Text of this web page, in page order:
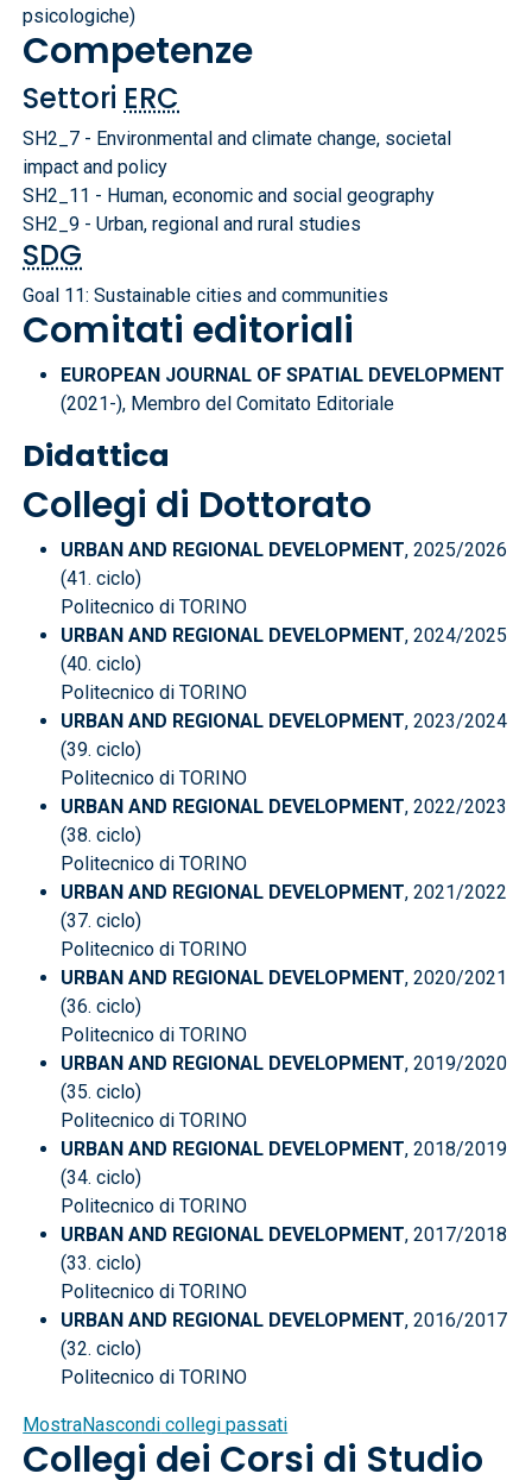
psicologiche)
Competenze
Settori ERC
SH2_7 - Environmental and climate change, societal
impact and policy
SH2_11 - Human, economic and social geography
SH2_9 - Urban, regional and rural studies
SDG
Goal 11: Sustainable cities and communities
Comitati editoriali
EUROPEAN JOURNAL OF SPATIAL DEVELOPMENT
(2021-), Membro del Comitato Editoriale
Didattica
Collegi di Dottorato
URBAN AND REGIONAL DEVELOPMENT, 2025/2026
(41. ciclo)
Politecnico di TORINO
URBAN AND REGIONAL DEVELOPMENT, 2024/2025
(40. ciclo)
Politecnico di TORINO
URBAN AND REGIONAL DEVELOPMENT, 2023/2024
(39. ciclo)
Politecnico di TORINO
URBAN AND REGIONAL DEVELOPMENT, 2022/2023
(38. ciclo)
Politecnico di TORINO
URBAN AND REGIONAL DEVELOPMENT, 2021/2022
(37. ciclo)
Politecnico di TORINO
URBAN AND REGIONAL DEVELOPMENT, 2020/2021
(36. ciclo)
Politecnico di TORINO
URBAN AND REGIONAL DEVELOPMENT, 2019/2020
(35. ciclo)
Politecnico di TORINO
URBAN AND REGIONAL DEVELOPMENT, 2018/2019
(34. ciclo)
Politecnico di TORINO
URBAN AND REGIONAL DEVELOPMENT, 2017/2018
(33. ciclo)
Politecnico di TORINO
URBAN AND REGIONAL DEVELOPMENT, 2016/2017
(32. ciclo)
Politecnico di TORINO
MostraNascondi collegi passati
Collegi dei Corsi di Studio